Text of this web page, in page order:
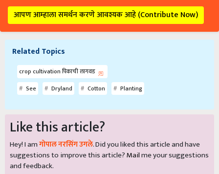
आपण आम्हाला समर्थन करणे आवश्यक आहे (Contribute Now)
Related Topics
crop cultivation पिकाची लागवड
See
Dryland Cotton Planting
Like this article?
Hey! I amगोपाल नरसिंग उगले. Did you liked this article and have
suggestions to improve this article?Mailme your suggestions
and feedback.